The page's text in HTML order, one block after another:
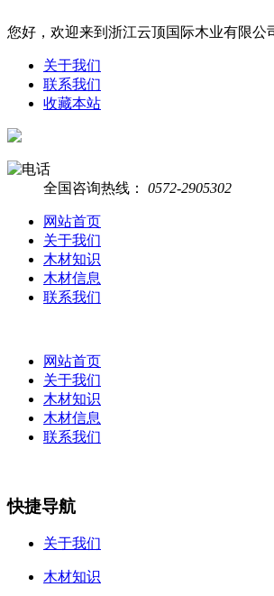
您好，欢迎来到浙江云顶国际木业有限公
关于我们
联系我们
收藏本站
全国咨询热线： 0572-2905302
网站首页
关于我们
木材知识
木材信息
联系我们
网站首页
关于我们
木材知识
木材信息
联系我们
快捷导航
关于我们
木材知识